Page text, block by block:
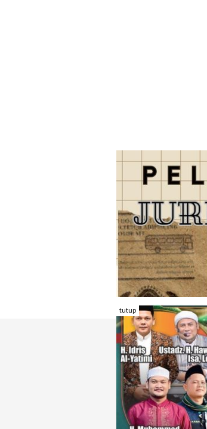
TENTANG RAMBU KOTA
KONTAK KAMI
KARIR
tutup